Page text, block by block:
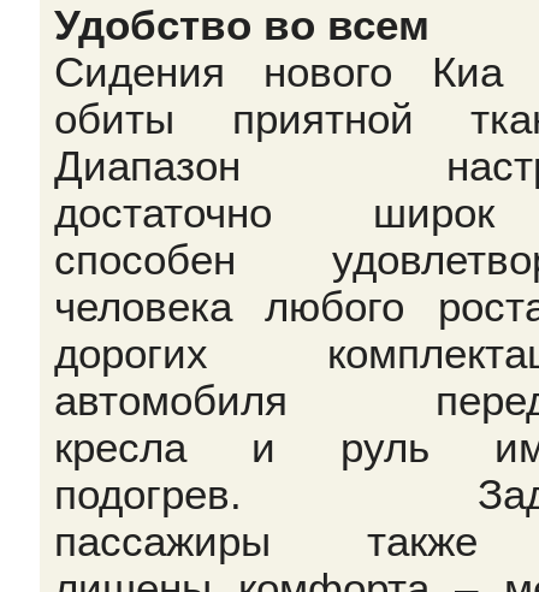
Удобство во всем
Сидения нового Киа
обиты приятной
Диапазон
достаточно
способен
человека любого
дорогих
автомобиля
кресла и руль
подогрев.
пассажиры